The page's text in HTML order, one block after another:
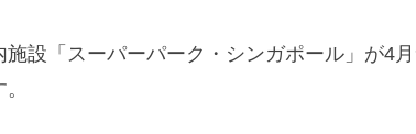
設「スーパーパーク・シンガポール」が4